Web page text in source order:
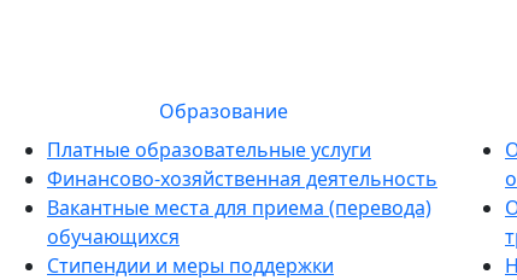
Образование
Платные образовательные услуги
Финансово-хозяйственная деятельность
Вакантные места для приема (перевода)
обучающихся
Стипендии и меры поддержки